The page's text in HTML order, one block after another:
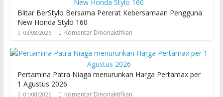
Blitar BerStylo Bersama Pererat Kebersamaan Pengguna
New Honda Stylo 160
03/08/2026 Komentar Dinonaktifkan
Pertamina Patra Niaga menurunkan Harga Pertamax per
1 Agustus 2026
01/08/2026 Komentar Dinonaktifkan